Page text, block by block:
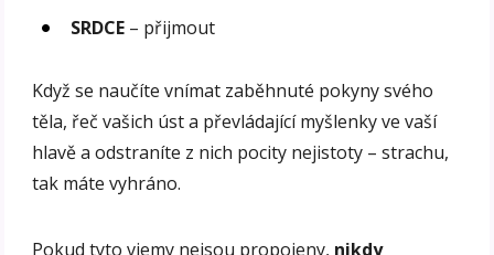
SRDCE – přijmout
Když se naučíte vnímat zaběhnuté pokyny svého
těla, řeč vašich úst a převládající myšlenky ve vaší
hlavě a odstraníte z nich pocity nejistoty – strachu,
tak máte vyhráno.
Pokud tyto vjemy nejsou propojeny, nikdy